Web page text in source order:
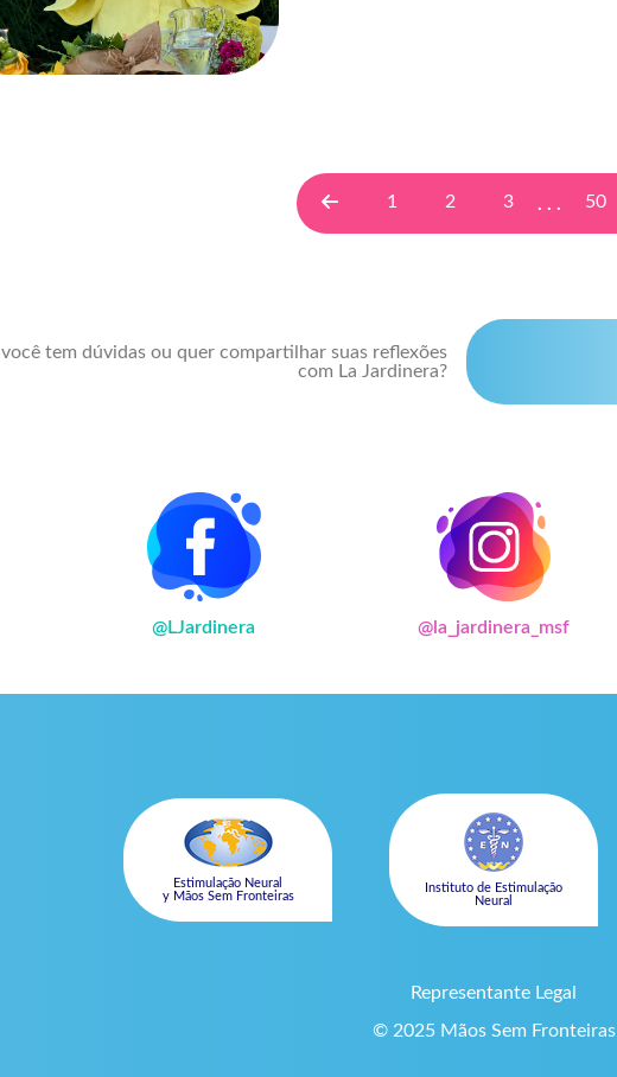
1 2 3 . . . 50
você tem dúvidas ou quer compartilhar suas reflexões
com La Jardinera?
@LJardinera @la_jardinera_msf
Estimulação Neural
y Mãos Sem Fronteiras
Instituto de Estimulação
Neural
Representante Legal
© 2025 Mãos Sem Fronteiras